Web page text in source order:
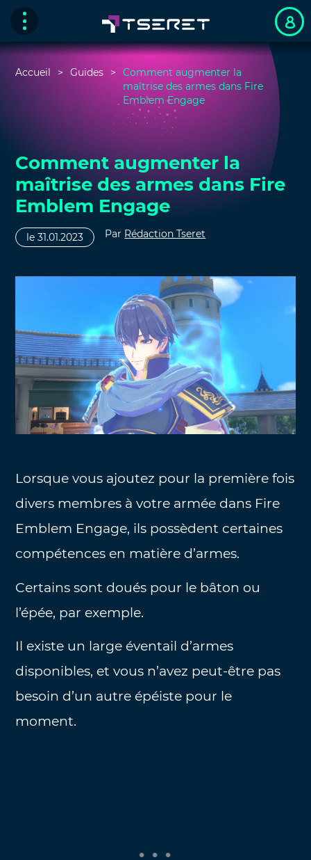
Accueil Guides
Comment augmenter la
maîtrise des armes dans Fire
Emblem Engage
Comment augmenter la
maîtrise des armes dans Fire
Emblem Engage
le 31.01.2023 Par Rédaction Tseret
Lorsque vous ajoutez pour la première fois
divers membres à votre armée dans Fire
Emblem Engage, ils possèdent certaines
compétences en matière d’armes.
Certains sont doués pour le bâton ou
l’épée, par exemple.
Il existe un large éventail d’armes
disponibles, et vous n’avez peut-être pas
besoin d’un autre épéiste pour le
moment.